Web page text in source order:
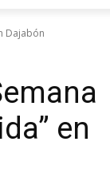
Dajabón
en